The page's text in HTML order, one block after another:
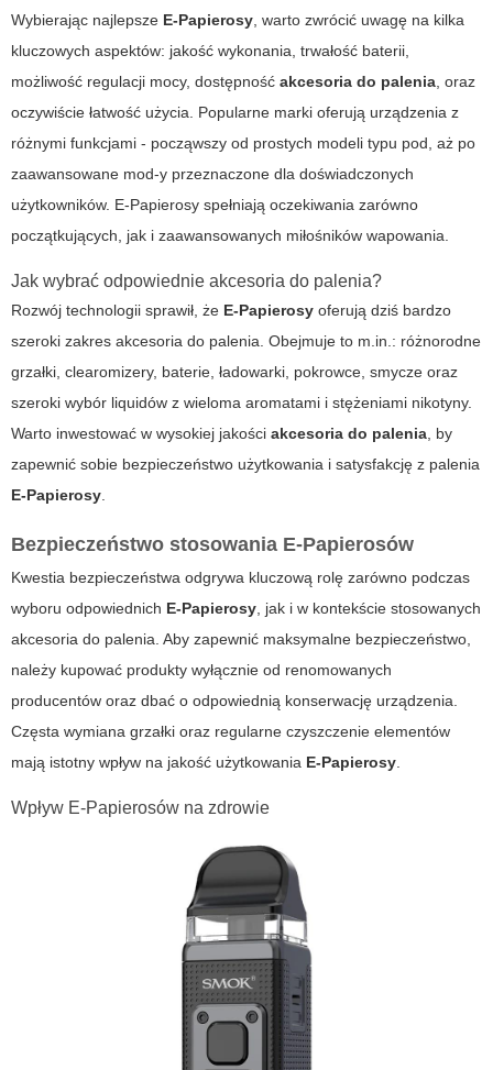
Wybierając najlepsze E-Papierosy, warto zwrócić uwagę na kilka
kluczowych aspektów: jakość wykonania, trwałość baterii,
możliwość regulacji mocy, dostępność akcesoria do palenia, oraz
oczywiście łatwość użycia. Popularne marki oferują urządzenia z
różnymi funkcjami - począwszy od prostych modeli typu pod, aż po
zaawansowane mod-y przeznaczone dla doświadczonych
użytkowników. E-Papierosy spełniają oczekiwania zarówno
początkujących, jak i zaawansowanych miłośników wapowania.
Jak wybrać odpowiednie akcesoria do palenia?
Rozwój technologii sprawił, że E-Papierosy oferują dziś bardzo
szeroki zakres akcesoria do palenia. Obejmuje to m.in.: różnorodne
grzałki, clearomizery, baterie, ładowarki, pokrowce, smycze oraz
szeroki wybór liquidów z wieloma aromatami i stężeniami nikotyny.
Warto inwestować w wysokiej jakości akcesoria do palenia, by
zapewnić sobie bezpieczeństwo użytkowania i satysfakcję z palenia
E-Papierosy.
Bezpieczeństwo stosowania E-Papierosów
Kwestia bezpieczeństwa odgrywa kluczową rolę zarówno podczas
wyboru odpowiednich E-Papierosy, jak i w kontekście stosowanych
akcesoria do palenia. Aby zapewnić maksymalne bezpieczeństwo,
należy kupować produkty wyłącznie od renomowanych
producentów oraz dbać o odpowiednią konserwację urządzenia.
Częsta wymiana grzałki oraz regularne czyszczenie elementów
mają istotny wpływ na jakość użytkowania E-Papierosy.
Wpływ E-Papierosów na zdrowie